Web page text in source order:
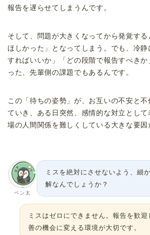
報告を遅らせてしまうんです。
そして、問題が大きくなってから発覚す
ほしかった」となってしまう。でも、冷
すればいいか」「どの段階で報告すべき
った、先輩側の課題でもあるんです。
この「待ちの姿勢」が、お互いの不安と
ていき、ある日突然、感情的な対立とし
場の人間関係を難しくしている大きな要因
ペン太
ミスを絶対にさせないよう、細
解なんでしょうか？
ミスはゼロにできません。報告を歓迎
善の機会に変える環境が大切です。